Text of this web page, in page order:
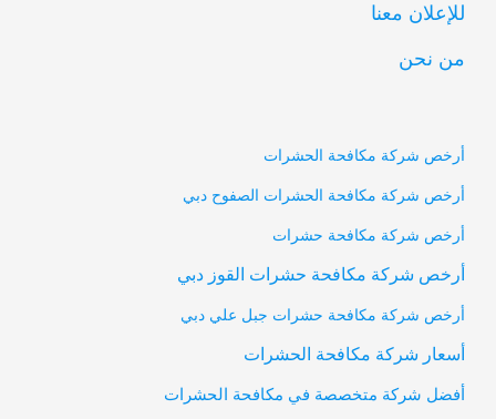
للإعلان معنا
من نحن
أرخص شركة مكافحة الحشرات
أرخص شركة مكافحة الحشرات الصفوح دبي
أرخص شركة مكافحة حشرات
أرخص شركة مكافحة حشرات القوز دبي
أرخص شركة مكافحة حشرات جبل علي دبي
أسعار شركة مكافحة الحشرات
أفضل شركة متخصصة في مكافحة الحشرات